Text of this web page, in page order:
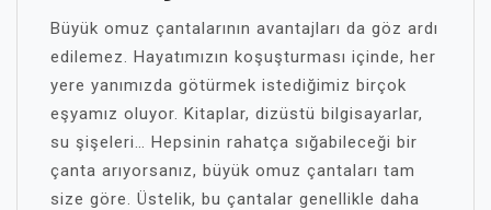
Büyük omuz çantalarının avantajları da göz ardı
edilemez. Hayatımızın koşuşturması içinde, her
yere yanımızda götürmek istediğimiz birçok
eşyamız oluyor. Kitaplar, dizüstü bilgisayarlar,
su şişeleri… Hepsinin rahatça sığabileceği bir
çanta arıyorsanız, büyük omuz çantaları tam
size göre. Üstelik, bu çantalar genellikle daha